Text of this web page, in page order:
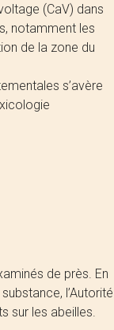
(CaV) dans
notamment les
de la zone du
s’avère
de près. En
l’Autorité
sur les abeilles.